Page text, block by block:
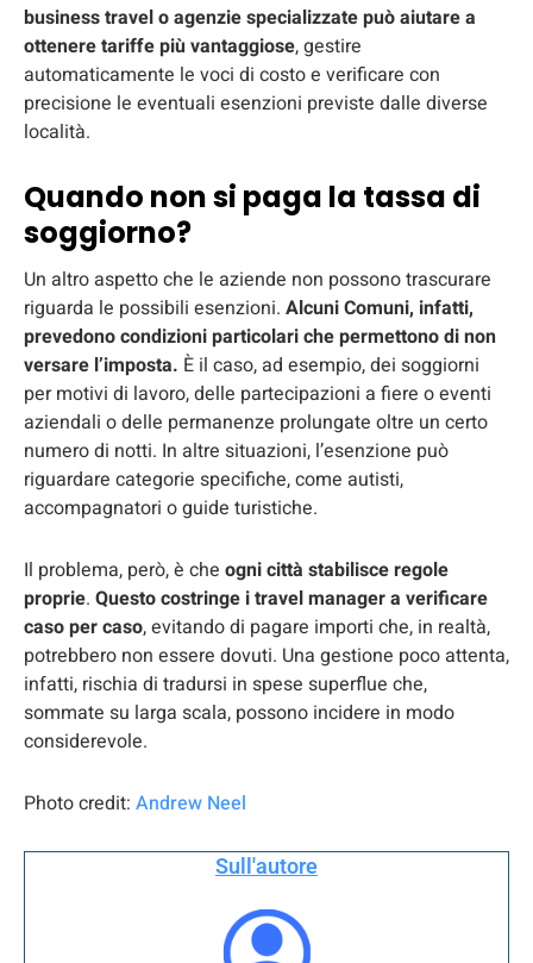
business travel o agenzie specializzate può aiutare a
ottenere tariffe più vantaggiose, gestire
automaticamente le voci di costo e verificare con
precisione le eventuali esenzioni previste dalle diverse
località.
Quando non si paga la tassa di
soggiorno?
Un altro aspetto che le aziende non possono trascurare
riguarda le possibili esenzioni. Alcuni Comuni, infatti,
prevedono condizioni particolari che permettono di non
versare l’imposta. È il caso, ad esempio, dei soggiorni
per motivi di lavoro, delle partecipazioni a fiere o eventi
aziendali o delle permanenze prolungate oltre un certo
numero di notti. In altre situazioni, l’esenzione può
riguardare categorie specifiche, come autisti,
accompagnatori o guide turistiche.
Il problema, però, è che ogni città stabilisce regole
proprie. Questo costringe i travel manager a verificare
caso per caso, evitando di pagare importi che, in realtà,
potrebbero non essere dovuti. Una gestione poco attenta,
infatti, rischia di tradursi in spese superflue che,
sommate su larga scala, possono incidere in modo
considerevole.
Photo credit: Andrew Neel
Sull'autore